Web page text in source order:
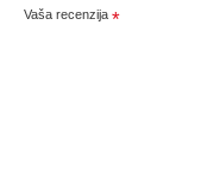
Vaša recenzija